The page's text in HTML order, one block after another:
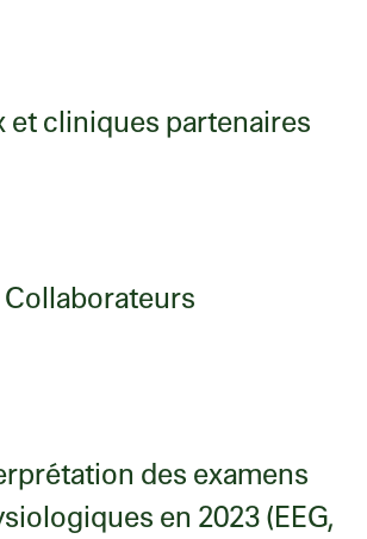
et cliniques partenaires
Collaborateurs
des examens
en 2023 (EEG,